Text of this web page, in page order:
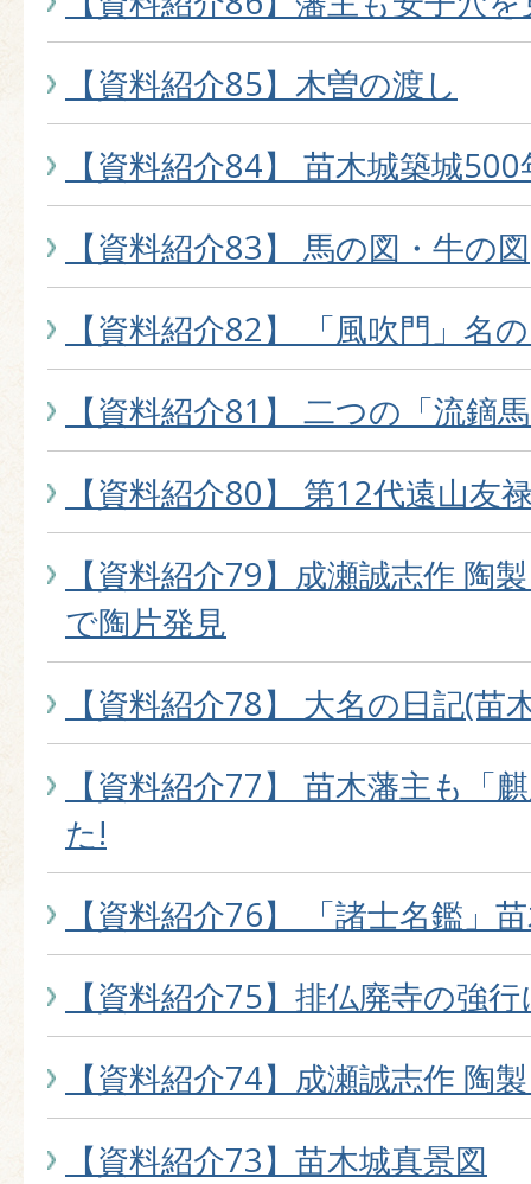
【資料紹介85】木曽の渡し
【資料紹介84】 苗木城築城500
【資料紹介83】 馬の図・牛の図
【資料紹介82】 「風吹門」名
【資料紹介81】 二つの「流鏑
【資料紹介80】 第12代遠山友
【資料紹介79】成瀬誠志作 陶
で陶片発見
【資料紹介78】 大名の日記(苗
【資料紹介77】 苗木藩主も「
た!
【資料紹介76】 「諸士名鑑」
【資料紹介75】排仏廃寺の強
【資料紹介74】成瀬誠志作 陶
【資料紹介73】苗木城真景図